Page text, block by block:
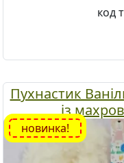
код
Пухнастик
із
новинка!